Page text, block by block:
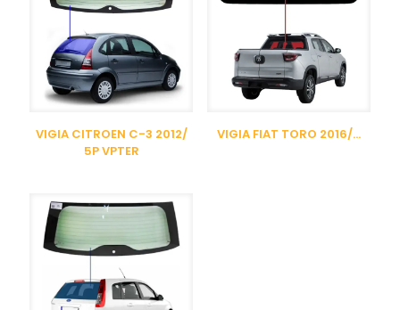
VIGIA CITROEN C-3 2012/
5P VPTER
VIGIA FIAT TORO 2016/…